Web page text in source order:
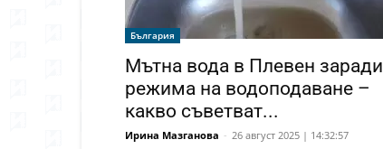
България
Мътна вода в Плевен заради
режима на водоподаване –
какво съветват...
Ирина Мазганова - 26 август 2025 | 14:32:57